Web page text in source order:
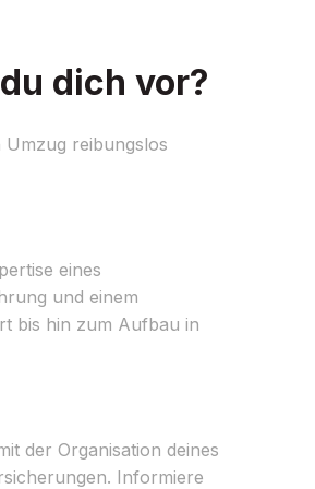
dich vor?
reibungslos
eines
und einem
bis hin zum Aufbau in
der Organisation deines
Informiere